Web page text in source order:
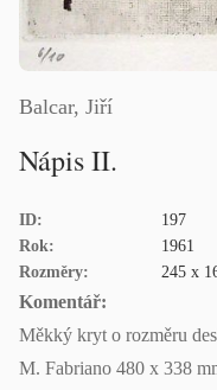
Balcar, Jiří
Nápis II.
ID:
197
Rok:
1961
Rozměry:
245 x
Komentář:
Měkký kryt o rozměru
M. Fabriano 480 x 338